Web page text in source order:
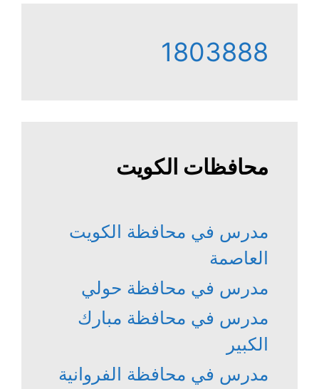
1803888
محافظات الكويت
مدرس في محافظة الكويت
العاصمة
مدرس في محافظة حولي
مدرس في محافظة مبارك
الكبير
مدرس في محافظة الفروانية